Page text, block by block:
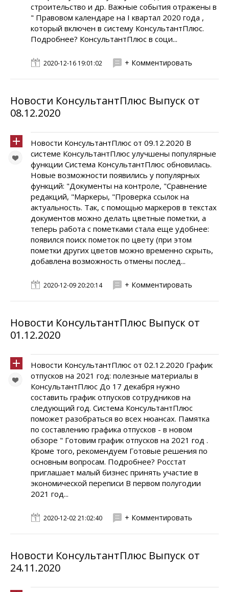
строительство и др. Важные события отражены в
" Правовом календаре на I квартал 2020 года ,
который включен в систему КонсультантПлюс.
Подробнее? КонсультантПлюс в соци...
2020-12-16 19:01:02 + Комментировать
Новости КонсультантПлюс Выпуск от
08.12.2020
Новости КонсультантПлюс от 09.12.2020 В
системе КонсультантПлюс улучшены популярные
функции Система КонсультантПлюс обновилась.
Новые возможности появились у популярных
функций: "Документы на контроле, "Сравнение
редакций, "Маркеры, "Проверка ссылок на
актуальность. Так, с помощью маркеров в текстах
документов можно делать цветные пометки, а
теперь работа с пометками стала еще удобнее:
появился поиск пометок по цвету (при этом
пометки других цветов можно временно скрыть,
добавлена возможность отмены послед...
2020-12-09 20:20:14 + Комментировать
Новости КонсультантПлюс Выпуск от
01.12.2020
Новости КонсультантПлюс от 02.12.2020 График
отпусков на 2021 год: полезные материалы в
КонсультантПлюс До 17 декабря нужно
составить график отпусков сотрудников на
следующий год. Система КонсультантПлюс
поможет разобраться во всех нюансах. Памятка
по составлению графика отпусков - в новом
обзоре " Готовим график отпусков на 2021 год .
Кроме того, рекомендуем Готовые решения по
основным вопросам. Подробнее? Росстат
приглашает малый бизнес принять участие в
экономической переписи В первом полугодии
2021 год...
2020-12-02 21:02:40 + Комментировать
Новости КонсультантПлюс Выпуск от
24.11.2020